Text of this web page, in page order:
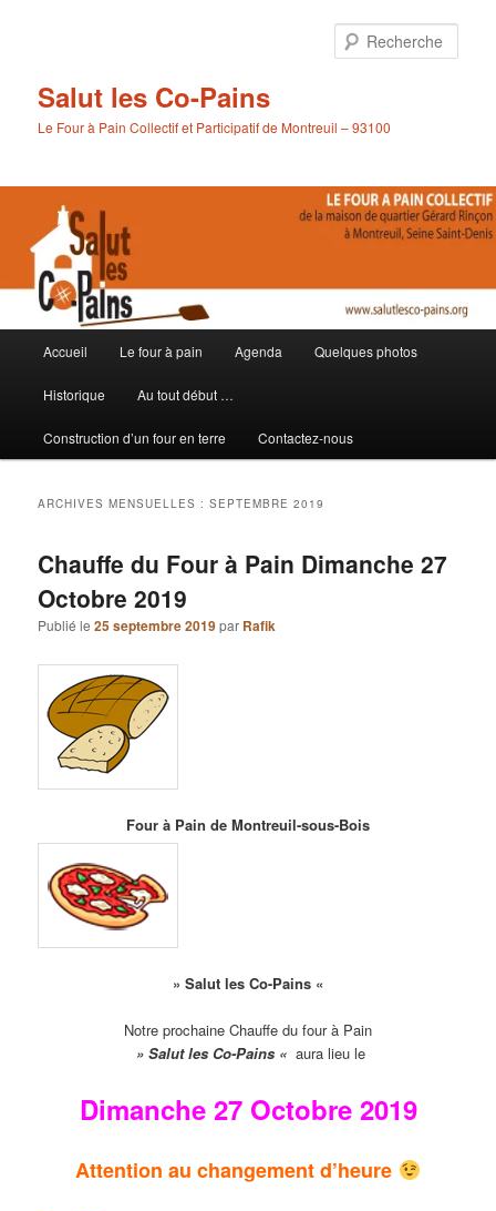
Salut les Co-Pains
Le Four à Pain Collectif et Participatif de Montreuil – 93100
principal
Accueil Le four à pain Agenda Quelques photos
Historique Au tout début …
Construction d’un four en terre Contactez-nous
ARCHIVES MENSUELLES :SEPTEMBRE 2019
Chauffe du Four à Pain Dimanche 27
Octobre 2019
Publié le25 septembre 2019par Rafik
Four à Pain de Montreuil-sous-Bois
» Salut les Co-Pains «
Notre prochaine Chauffe du four à Pain
» Salut les Co-Pains « aura lieu le
Dimanche 27 Octobre 2019
Attention au changement d’heure